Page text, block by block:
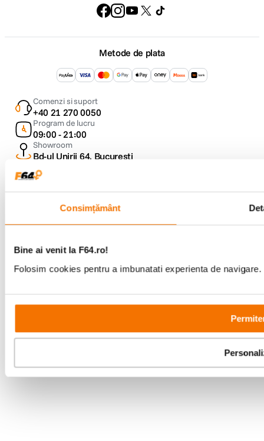
Consimțământ
Bine ai venit la F64.ro!
Folosim cookies pentru a imbunatati experienta de
Metode de plata
Comenzi si suport
+40 21 270 0050
Program de lucru
09:00 - 21:00
Showroom
Bd-ul Unirii 64, Bucuresti
Parteneri tehnologie: